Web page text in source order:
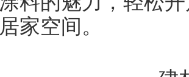
家空间。